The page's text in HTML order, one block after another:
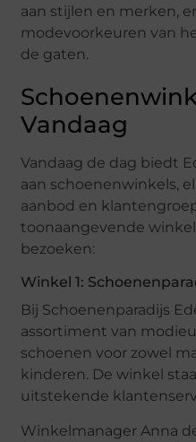
aan stijlen en merken,
modevoorkeuren van
de gaten.
Vandaag
Vandaag de dag biedt
aan schoenenwinkels,
aanbod en
toonaangevende
bezoeken:
Winkel 1:
Bij Schoenenparadijs
assortiment van
schoenen voor zowel
kinderen. De winkel
uitstekende
Winkelmanager Anna